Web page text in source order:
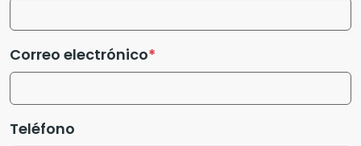
Correo electrónico
Teléfono